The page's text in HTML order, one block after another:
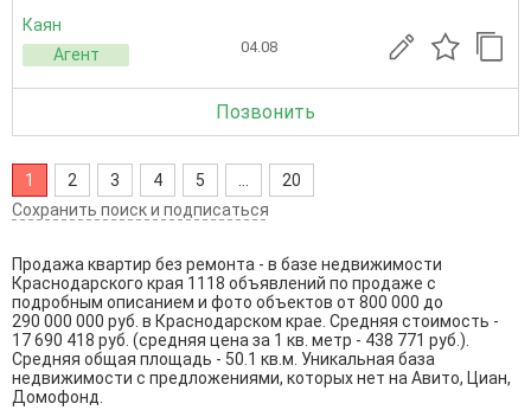
Каян
Агент
04.08
Позвонить
1 2 3 4 5
20
Сохранить поиск и подписаться
Продажа квартир без ремонта - в базе недвижимости
Краснодарского края 1118 объявлений по продаже с
подробным описанием и фото объектов от 800 000 до
290 000 000 руб. в Краснодарском крае. Средняя стоимость -
17 690 418 руб. (средняя цена за 1 кв. метр - 438 771 руб.).
Средняя общая площадь - 50.1 кв.м. Уникальная база
недвижимости с предложениями, которых нет на Авито, Циан,
Домофонд.